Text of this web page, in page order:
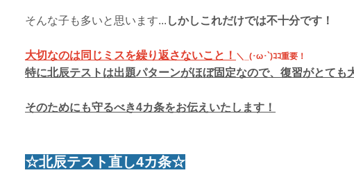
そんな子も多いと思います... しかしこれだけでは不十分です！
大切なのは同じミスを繰り返さないこと！ ＼_(･ω･`)ｺｺ重要！
特に北辰テストは出題パターンがほぼ固定なので、復習がとても
そのためにも守るべき4カ条をお伝えいたします！
☆北辰テスト直し4カ条☆